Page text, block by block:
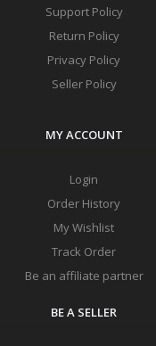
Support Policy
Return Policy
Privacy Policy
Seller Policy
MY ACCOUNT
Login
Order History
My Wishlist
Track Order
Be an affiliate partner
BE A SELLER